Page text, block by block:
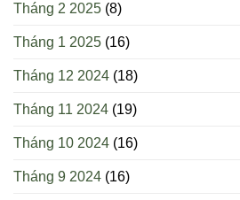
Tháng 2 2025 (8)
Tháng 1 2025 (16)
Tháng 12 2024 (18)
Tháng 11 2024 (19)
Tháng 10 2024 (16)
Tháng 9 2024 (16)